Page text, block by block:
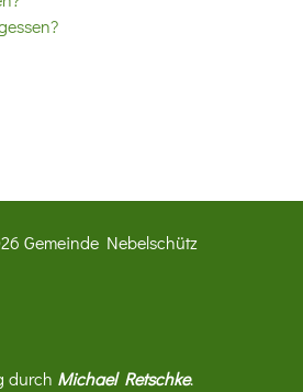
Gemeinde Nebelschütz
durch Michael Retschke.